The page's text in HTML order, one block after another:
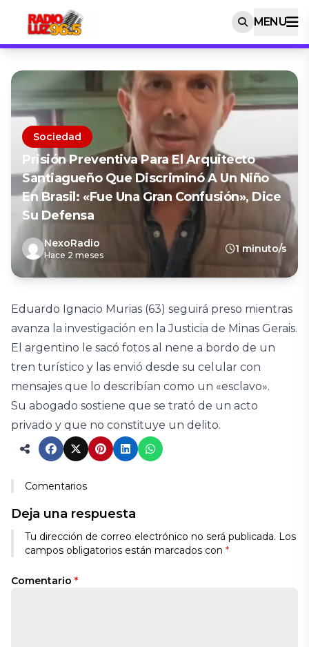
MENU
Sociedad
Prisión Preventiva Para El Arquitecto
Santiagueño Que Discriminó A Un Niño
En Brasil: «Fue Una Gran Confusión», Dice
Su Defensa
NexoRadio
Hace 2 meses
1 minuto/s
Eduardo Ignacio Murias (63) seguirá preso mientras
avanza la investigación en la Justicia de Minas Gerais.
El argentino le sacó fotos al nene a bordo de un
tren turístico y las envió desde su celular con
mensajes que lo describían como un «esclavo».
Su abogado sostiene que se trató de un acto
privado y que no constituye un delito.
Comentarios
Deja una respuesta
Tu dirección de correo electrónico no será publicada. Los
campos obligatorios están marcados con *
Comentario *